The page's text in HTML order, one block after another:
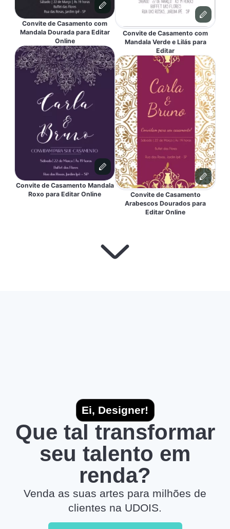
Convite de Casamento com
Mandala Dourada para Editar
Online
Convite de Casamento Mandala
Roxo para Editar Online
Convite de Casamento com
Mandala Verde e Lilás para
Editar
Convite de Casamento
Arabescos Dourados para
Editar Online
Ei, Designer!
Que tal transformar
seu talento em
renda?
Venda as suas artes para milhões de
clientes na UDOIS.